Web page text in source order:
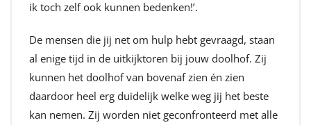
ik toch zelf ook kunnen bedenken!’.
De mensen die jij net om hulp hebt gevraagd, staan
al enige tijd in de uitkijktoren bij jouw doolhof. Zij
kunnen het doolhof van bovenaf zien én zien
daardoor heel erg duidelijk welke weg jij het beste
kan nemen. Zij worden niet geconfronteerd met alle